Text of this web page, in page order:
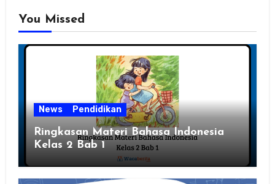
You Missed
News Pendidikan
Ringkasan Materi Bahasa Indonesia
Kelas 2 Bab 1